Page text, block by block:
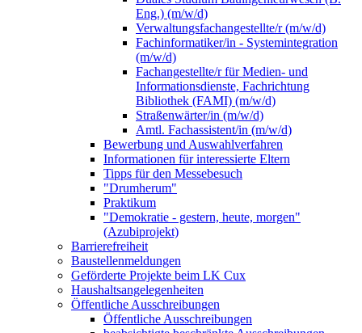
Eng.) (m/w/d)
Verwaltungsfachangestellte/r (m/w/d)
Fachinformatiker/in - Systemintegration
(m/w/d)
Fachangestellte/r für Medien- und
Informationsdienste, Fachrichtung
Bibliothek (FAMI) (m/w/d)
Straßenwärter/in (m/w/d)
Amtl. Fachassistent/in (m/w/d)
Bewerbung und Auswahlverfahren
Informationen für interessierte Eltern
Tipps für den Messebesuch
"Drumherum"
Praktikum
"Demokratie - gestern, heute, morgen"
(Azubiprojekt)
Barrierefreiheit
Baustellenmeldungen
Geförderte Projekte beim LK Cux
Haushaltsangelegenheiten
Öffentliche Ausschreibungen
Öffentliche Ausschreibungen